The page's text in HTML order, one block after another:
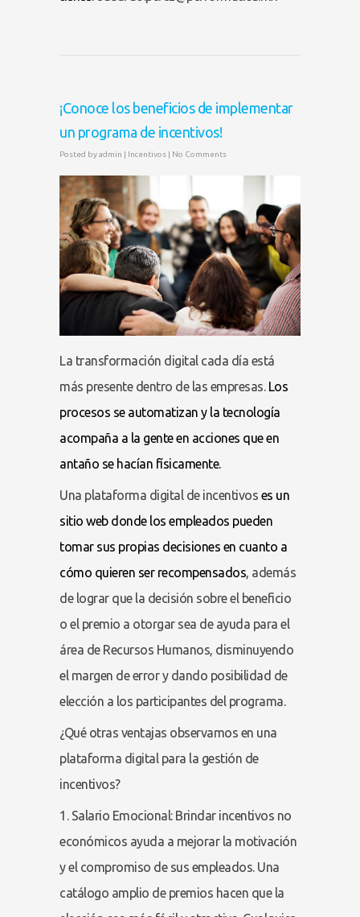
¡Conoce los beneficios de implementar
un programa de incentivos!
Posted byadmin | Incentivos | No Comments
La transformación digital cada día está
más presente dentro de las empresas. Los
procesos se automatizan y la tecnología
acompaña a la gente en acciones que en
antaño se hacían físicamente.
Una plataforma digital de incentivos es un
sitio web donde los empleados pueden
tomar sus propias decisiones en cuanto a
cómo quieren ser recompensados, además
de lograr que la decisión sobre el beneficio
o el premio a otorgar sea de ayuda para el
área de Recursos Humanos, disminuyendo
el margen de error y dando posibilidad de
elección a los participantes del programa.
¿Qué otras ventajas observamos en una
plataforma digital para la gestión de
incentivos?
1. Salario Emocional: Brindar incentivos no
económicos ayuda a mejorar la motivación
y el compromiso de sus empleados. Una
catálogo amplio de premios hacen que la